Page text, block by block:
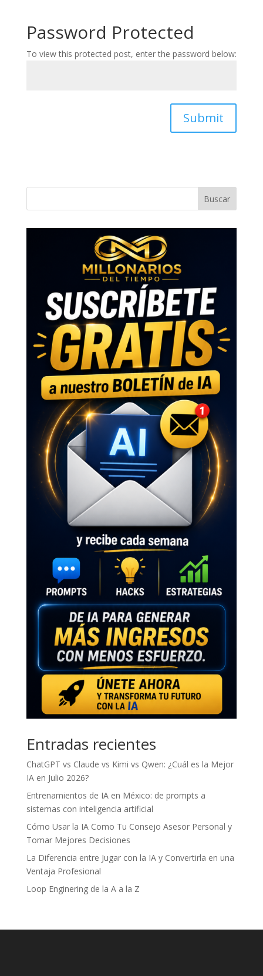
Password Protected
To view this protected post, enter the password below:
Submit
Buscar
Entradas recientes
ChatGPT vs Claude vs Kimi vs Qwen: ¿Cuál es la Mejor
IA en Julio 2026?
Entrenamientos de IA en México: de prompts a
sistemas con inteligencia artificial
Cómo Usar la IA Como Tu Consejo Asesor Personal y
Tomar Mejores Decisiones
La Diferencia entre Jugar con la IA y Convertirla en una
Ventaja Profesional
Loop Enginering de la A a la Z